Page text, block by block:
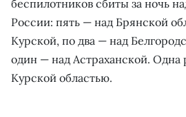
беспилотников сбиты за ночь
России: пять — над Брянской
Курской, по два — над
один — над Астраханской. Одна
Курской областью.